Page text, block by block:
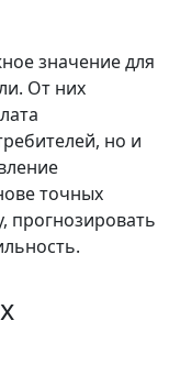
значение для
От них
но и
точных
прогнозировать